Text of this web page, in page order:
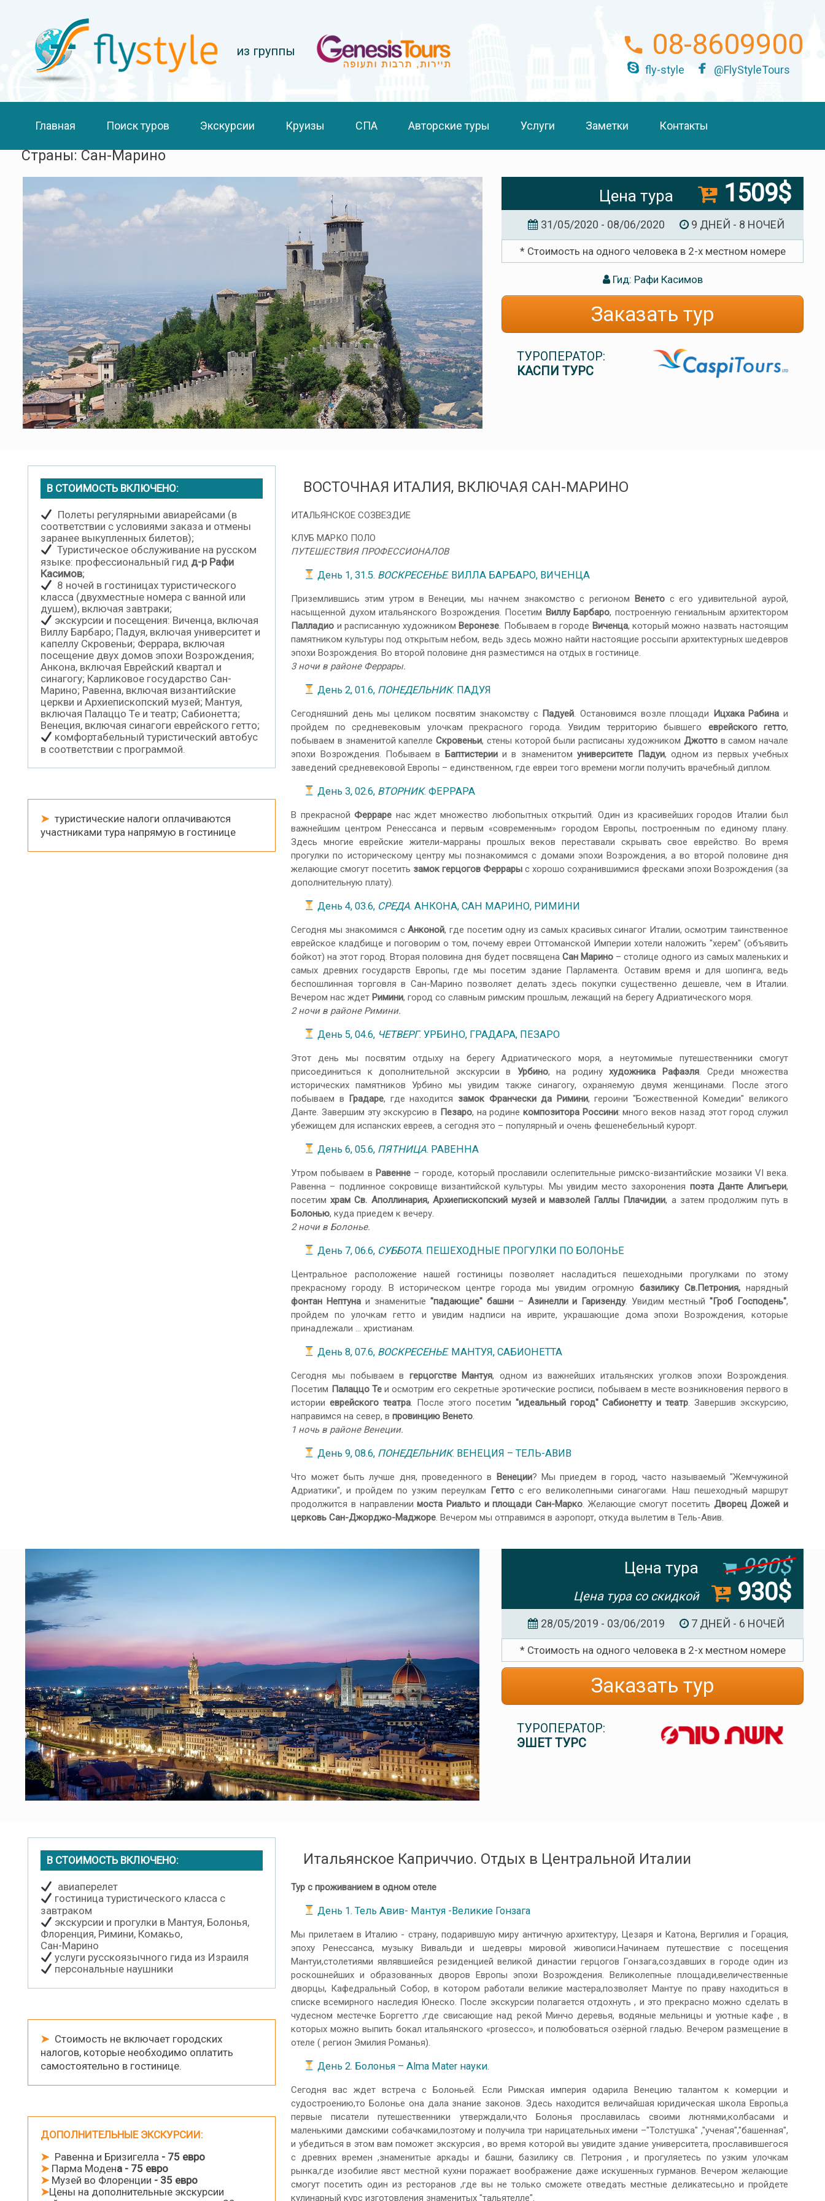
из группы 08-8609900
fly-style @FlyStyleTours
Главная Поиск туров Экскурсии Круизы СПА Авторские туры Услуги Заметки Контакты
Страны: Сан-Марино
Цена тура 1509$
31/05/2020 - 08/06/2020 9 ДНЕЙ - 8 НОЧЕЙ
* Стоимость на одного человека в 2-х местном номере
Гид: Рафи Касимов
Заказать тур
ТУРОПЕРАТОР:
КАСПИ ТУРС
В СТОИМОСТЬ ВКЛЮЧЕНО:
Полеты регулярными авиарейсами (в
соответствии с условиями заказа и отмены
заранее выкупленных билетов);
Туристическое обслуживание на русском
языке: профессиональный гид д-р Рафи
Касимов;
8 ночей в гостиницах туристического
класса (двухместные номера с ванной или
душем), включая завтраки;
экскурсии и посещения: Виченца, включая
Виллу Барбаро; Падуя, включая университет и
капеллу Скровеньи; Феррара, включая
посещение двух домов эпохи Возрождения;
Анкона, включая Еврейский квартал и
синагогу; Карликовое государство Сан-
Марино; Равенна, включая византийские
церкви и Архиепископский музей; Мантуя,
включая Палаццо Те и театр; Сабионетта;
Венеция, включая синагоги еврейского гетто;
комфортабельный туристический автобус
в соответствии с программой.
➤туристические налоги оплачиваются
участниками тура напрямую в гостинице
ВОСТОЧНАЯ ИТАЛИЯ, ВКЛЮЧАЯ САН-МАРИНО
ИТАЛЬЯНСКОЕ СОЗВЕЗДИЕ
КЛУБ МАРКО ПОЛО
ПУТЕШЕСТВИЯ ПРОФЕССИОНАЛОВ
День 1, 31.5. ВОСКРЕСЕНЬЕ. ВИЛЛА БАРБАРО, ВИЧЕНЦА
Приземлившись этим утром в Венеции, мы начнем знакомство с регионом Венетос его удивительной аурой,
насыщенной духом итальянского Возрождения. Посетим Виллу Барбаро, построенную гениальным архитектором
Палладио и расписанную художником Веронезе. Побываем в городе Виченца, который можно назвать настоящим
памятником культуры под открытым небом, ведь здесь можно найти настоящие россыпи архитектурных шедевров
эпохи Возрождения. Во второй половине дня разместимся на отдых в гостинице.
3 ночи в районе Феррары.
День 2, 01.6, ПОНЕДЕЛЬНИК. ПАДУЯ
Сегодняшний день мы целиком посвятим знакомству с Падуей. Остановимся возле площади Ицхака Рабина и
пройдем по средневековым улочкам прекрасного города. Увидим территорию бывшего еврейского гетто,
побываем в знаменитой капеллеСкровеньи, стены которой были расписаны художником Джоттов самом начале
эпохи Возрождения. Побываем в Баптистериии в знаменитомуниверситете Падуи, одном из первых учебных
заведений средневековой Европы – единственном, где евреи того времени могли получить врачебный диплом.
День 3, 02.6, ВТОРНИК. ФЕРРАРА
В прекраснойФерраре нас ждет множество любопытных открытий. Один из красивейших городов Италии был
важнейшим центром Ренессанса и первым «современным» городом Европы, построенным по единому плану.
Здесь многие еврейские жители-марраны прошлых веков переставали скрывать свое еврейство. Во время
прогулки по историческому центру мы познакомимся с домами эпохи Возрождения, а во второй половине дня
желающие смогут посетить замок герцогов Феррарыс хорошо сохранившимися фресками эпохи Возрождения (за
дополнительную плату).
День 4, 03.6, СРЕДА. АНКОНА, САН МАРИНО, РИМИНИ
Сегодня мы знакомимся сАнконой, где посетим одну из самых красивых синагог Италии, осмотрим таинственное
еврейское кладбище и поговорим о том, почему евреи Оттоманской Империи хотели наложить "херем" (объявить
бойкот) на этот город. Вторая половина дня будет посвящена Сан Марино– столице одного из самых маленьких и
самых древних государств Европы, где мы посетим здание Парламента. Оставим время и для шопинга, ведь
беспошлинная торговля в Сан-Марино позволяет делать здесь покупки существенно дешевле, чем в Италии.
Вечером нас ждет Римини, город со славным римским прошлым, лежащий на берегу Адриатического моря.
2 ночи в районе Римини.
День 5, 04.6, ЧЕТВЕРГ. УРБИНО, ГРАДАРА, ПЕЗАРО
Этот день мы посвятим отдыху на берегу Адриатического моря, а неутомимые путешественники смогут
присоединиться к дополнительной экскурсии в Урбино, на родинухудожника Рафаэля. Среди множества
исторических памятников Урбино мы увидим также синагогу, охраняемую двумя женщинами. После этого
побываем в Градаре, где находится замок Франчески да Римини, героини "Божественной Комедии" великого
Данте. Завершим эту экскурсию в Пезаро, на родине композитора Россини: много веков назад этот город служил
убежищем для испанских евреев, а сегодня это – популярный и очень фешенебельный курорт.
День 6, 05.6, ПЯТНИЦА. РАВЕННА
Утром побываем в Равенне– городе, который прославили ослепительные римско-византийские мозаики VI века.
Равенна – подлинное сокровище византийской культуры. Мы увидим место захоронения поэта Данте Алигьери,
посетимхрам Св. Аполлинария, Архиепископский музей и мавзолей Галлы Плачидии, а затем продолжим путь в
Болонью, куда приедем к вечеру.
2 ночи в Болонье.
День 7, 06.6, СУББОТА. ПЕШЕХОДНЫЕ ПРОГУЛКИ ПО БОЛОНЬЕ
Центральное расположение нашей гостиницы позволяет насладиться пешеходными прогулками по этому
прекрасному городу. В историческом центре города мы увидим огромнуюбазилику Св.Петрония, нарядный
фонтан Нептуна и знаменитые "падающие" башни – Азинелли и Гаризенду. Увидим местный"Гроб Господень",
пройдем по улочкам гетто и увидим надписи на иврите, украшающие дома эпохи Возрождения, которые
принадлежали … христианам.
День 8, 07.6, ВОСКРЕСЕНЬЕ. МАНТУЯ, САБИОНЕТТА
Сегодня мы побываем в герцогстве Мантуя, одном из важнейших итальянских уголков эпохи Возрождения.
Посетим Палаццо Теи осмотрим его секретные эротические росписи, побываем в месте возникновения первого в
историиеврейского театра. После этого посетим "идеальный город" Сабионетту и театр. Завершив экскурсию,
направимся на север, впровинцию Венето.
1 ночь в районе Венеции.
День 9, 08.6, ПОНЕДЕЛЬНИК. ВЕНЕЦИЯ – ТЕЛЬ-АВИВ
Что может быть лучше дня, проведенного в Венеции? Мы приедем в город, часто называемый "Жемчужиной
Адриатики", и пройдем по узким переулкам Геттос его великолепными синагогами. Наш пешеходный маршрут
продолжится в направлениимоста Риальто и площади Сан-Марко. Желающие смогут посетить Дворец Дожей и
церковь Сан-Джорджо-Маджоре. Вечером мы отправимся в аэропорт, откуда вылетим в Тель-Авив.
Цена тура 990$
Цена тура со скидкой 930$
28/05/2019 - 03/06/2019 7 ДНЕЙ - 6 НОЧЕЙ
* Стоимость на одного человека в 2-х местном номере
Заказать тур
ТУРОПЕРАТОР:
ЭШЕТ ТУРС
В СТОИМОСТЬ ВКЛЮЧЕНО:
авиаперелет
гостиница туристического класса с
завтраком
экскурсии и прогулки в Мантуя, Болонья,
Флоренция, Римини, Комакьо,
Сан-Марино
услуги русскоязычного гида из Израиля
персональные наушники
➤Стоимость не включает городских
налогов, которые необходимо оплатить
самостоятельно в гостинице.
ДОПОЛНИТЕЛЬНЫЕ ЭКСКУРСИИ:
➤Равенна и Бризигелла - 75 евро
➤Парма Модена - 75 евро
➤Музей во Флоренции - 35 евро
➤Цены на дополнительные экскурсии
Итальянское Каприччио. Отдых в Центральной Италии
Тур с проживанием в одном отеле
День 1. Тель Авив- Мантуя -Великие Гонзага
Мы прилетаем в Италию - страну, подарившую миру античную архитектуру, Цезаря и Катона, Вергилия и Горация,
эпоху Ренессанса, музыку Вивальди и шедевры мировой живописи.Начинаем путешествие с посещения
Мантуи,столетиями являвшиейся резиденцией великой династии герцогов Гонзага,создавших в городе один из
роскошнейших и образованных дворов Европы эпохи Возрождения. Великолепные площади,величественные
дворцы, Кафедральный Собор, в котором работали великие мастера,позволяет Мантуе по праву находиться в
списке всемирного наследия Юнеско. После экскурсии полагается отдохнуть , и это прекрасно можно сделать в
чудесном местечке Боргетто ,где свисающие над рекой Минчо деревья, водяные мельницы и уютные кафе , в
которых можно выпить бокал итальянского «prosecco», и полюбоваться озёрной гладью. Вечером размещение в
отеле ( регион Эмилия Романья).
День 2. Болонья – Alma Mater науки.
Сегодня вас ждет встреча с Болоньей. Если Римская империя одарила Венецию талантом к комерции и
судостроению,то Болонье она дала знание законов. Здесь находится величайшая юридическая школа Европы,а
первые писатели путешественники утверждали,что Болонья прославилась своими лютнями,колбасами и
маленькими дамскими собачками,поэтому и получила три нарицательных имени –"Толстушка" ,"ученая","башенная",
и убедиться в этом вам поможет экскурсия , во время которой вы увидите здание университета, прославившегося
с древних времен ,знаменитые аркады и башни, базилику св. Петрония , и прогуляетесь по узким улочкам
рынка,где изобилие явст местной кухни поражает воображение даже искушенных гурманов. Вечером желающие
смогут посетить один из ресторанов ,где вы не только сможете отведать местные деликатесы,но и пройдете
кулинарный курс изготовления знаменитых "тальятелле".